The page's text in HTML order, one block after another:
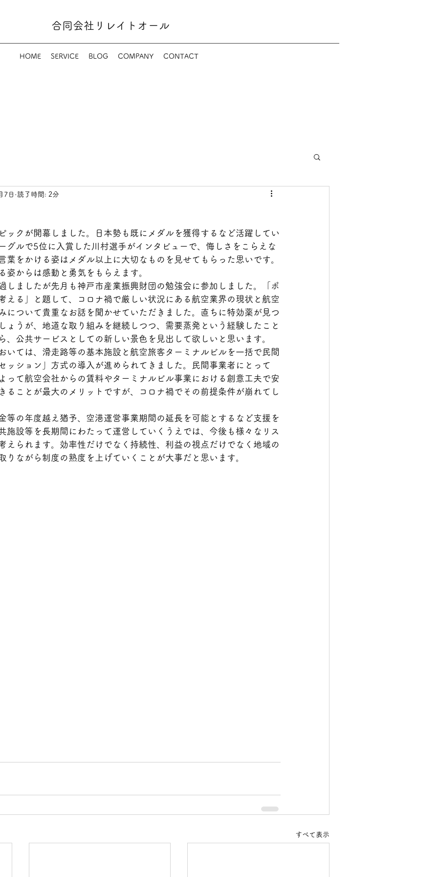
​​合同会社リレイトオール
HOME SERVICE BLOG COMPANY CONTACT
7日 読了時間: 2分
ックが開幕しました。日本勢も既にメダルを獲得するなど活躍してい
グルで5位に入賞した川村選手がインタビューで、悔しさをこらえな
葉をかける姿はメダル以上に大切なものを見せてもらった思いです。
姿からは感動と勇気をもらえます。
しましたが先月も神戸市産業振興財団の勉強会に参加しました。「ポ
える」と題して、コロナ禍で厳しい状況にある航空業界の現状と航空
について貴重なお話を聞かせていただきました。直ちに特効薬が見つ
ょうが、地道な取り組みを継続しつつ、需要蒸発という経験したこと
、公共サービスとしての新しい景色を見出して欲しいと思います。
いては、滑走路等の基本施設と航空旅客ターミナルビルを一括で民間
ッション」方式の導入が進められてきました。民間事業者にとって
って航空会社からの賃料やターミナルビル事業における創意工夫で安
ることが最大のメリットですが、コロナ禍でその前提条件が崩れてし
等の年度越え猶予、空港運営事業期間の延長を可能とするなど支援を
施設等を長期間にわたって運営していくうえでは、今後も様々なリス
えられます。効率性だけでなく持続性、利益の視点だけでなく地域の
りながら制度の熟度を上げていくことが大事だと思います。
すべて表示